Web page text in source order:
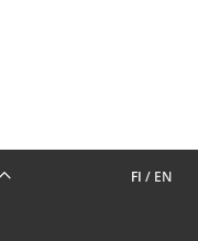
FI / EN